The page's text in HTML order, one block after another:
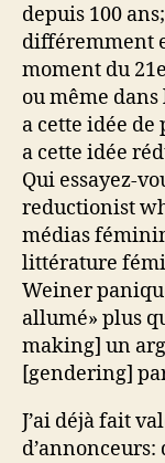
depuis 100
différemment
moment du
ou même
a cette idée
a cette idée
Qui essayez-
reductionist
médias
littérature
Weiner
allumé» plus
making] un
[gendering]
J’ai déjà fait
d’annonceurs: